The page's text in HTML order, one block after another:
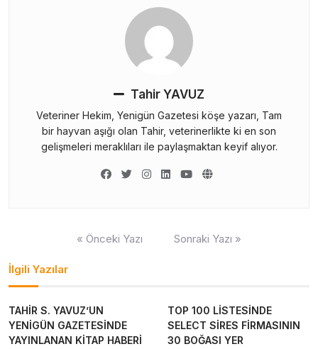
Tahir YAVUZ
Veteriner Hekim, Yenigün Gazetesi köşe yazarı, Tam
bir hayvan aşığı olan Tahir, veterinerlikte ki en son
gelişmeleri meraklıları ile paylaşmaktan keyif alıyor.
« Önceki Yazı Sonraki Yazı »
İlgili Yazılar
TAHİR S. YAVUZ’UN
YENİGÜN GAZETESİNDE
YAYINLANAN KİTAP HABERİ
TOP 100 LİSTESİNDE
SELECT SİRES FİRMASININ
30 BOĞASI YER